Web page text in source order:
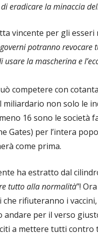
eradicare la minaccia
vincente per gli
potranno revocare
usare la mascherina e
competere con
miliardario non solo le
16 sono le società
Gates) per l’intera
come prima.
ha estratto dal
tutto alla normalità”!
rifiuteranno i
andare per il verso
a mettere tutti